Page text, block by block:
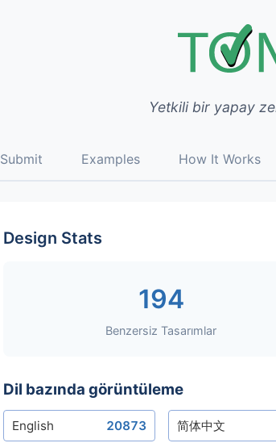
Yetkili bir yapay
Submit Examples How It Works
Design Stats
194
Benzersiz Tasarımlar
Dil bazında görüntüleme
English 20873 简体中文